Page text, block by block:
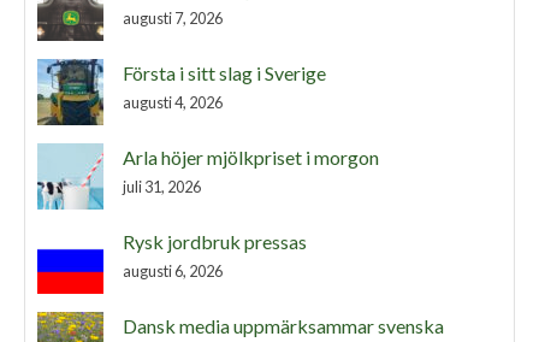
augusti 7, 2026
Första i sitt slag i Sverige
augusti 4, 2026
Arla höjer mjölkpriset i morgon
juli 31, 2026
Rysk jordbruk pressas
augusti 6, 2026
Dansk media uppmärksammar svenska